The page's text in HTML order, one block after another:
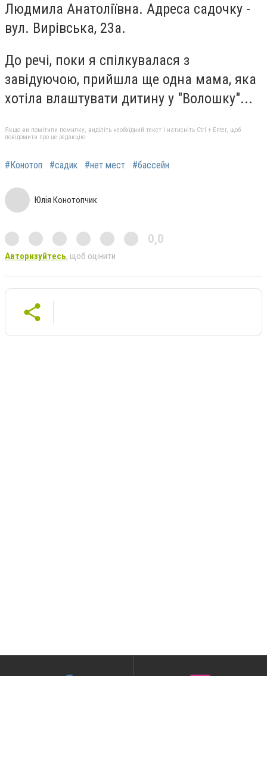
Людмила Анатоліївна. Адреса садочку -
вул. Вирівська, 23а.
До речі, поки я спілкувалася з
завідуючою, прийшла ще одна мама, яка
хотіла влаштувати дитину у "Волошку"...
Якщо ви помітили помилку, виділіть необхідний текст і натисніть Ctrl + Enter, щоб
повідомити про це редакцію
#Конотоп #садик #нет мест #бассейн
Юлія Конотопчик
0,0
Авторизуйтесь, щоб оцінити